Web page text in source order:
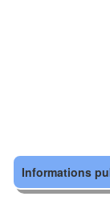
Informations